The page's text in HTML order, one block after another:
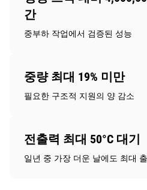
간
중부하 작업에서 검증된 성능
중량 최대 19% 미만
필요한 구조적 지원의 양 감소
전출력 최대 50°C 대기
일년 중 가장 더운 날에도 최대